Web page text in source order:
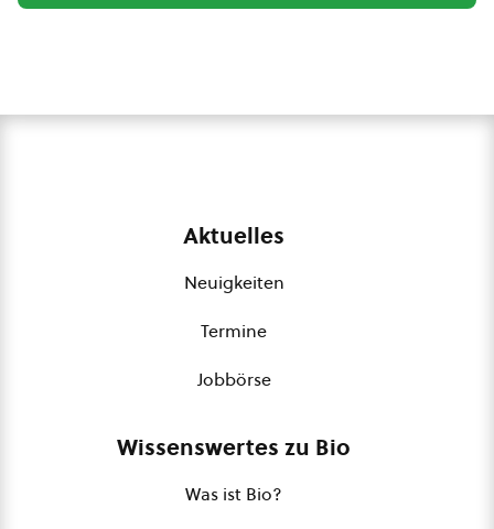
Aktuelles
Neuigkeiten
Termine
Jobbörse
Wissenswertes zu Bio
Was ist Bio?